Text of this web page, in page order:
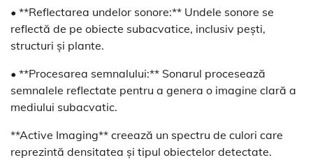
• **Reflectarea undelor sonore:** Undele sonore se
reflectă de pe obiecte subacvatice, inclusiv pești,
structuri și plante.
• **Procesarea semnalului:** Sonarul procesează
semnalele reflectate pentru a genera o imagine clară a
mediului subacvatic.
**Active Imaging** creează un spectru de culori care
reprezintă densitatea și tipul obiectelor detectate.